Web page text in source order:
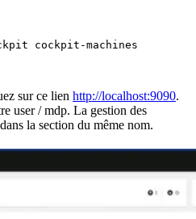
cockpit-machines
sur ce lien http://localhost:9090.
user/ mdp. La gestion des
la section du même nom.